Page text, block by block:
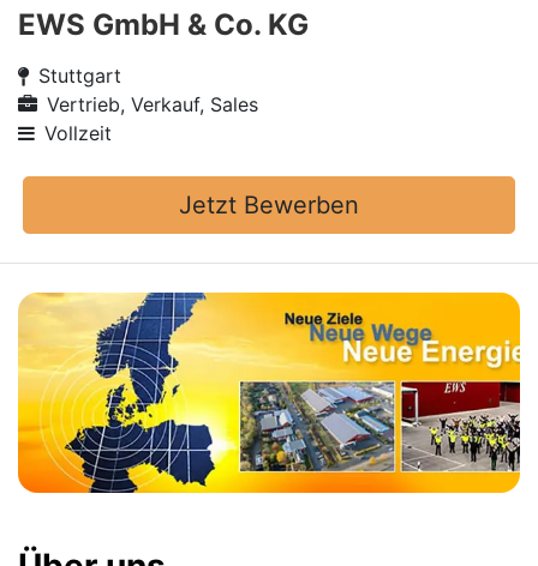
EWS GmbH & Co. KG
Stuttgart
Vertrieb, Verkauf, Sales
Vollzeit
Jetzt Bewerben